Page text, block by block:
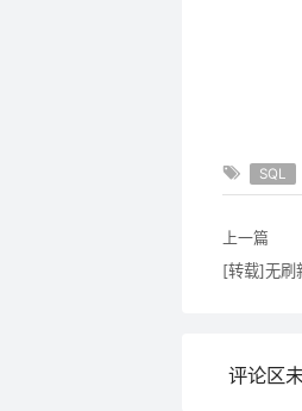
SQL
上一篇
[转载]无刷
评论区